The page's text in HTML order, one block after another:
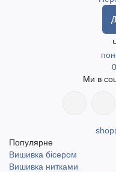
Ми в
Популярне
Вишивка бісером
Вишивка нитками